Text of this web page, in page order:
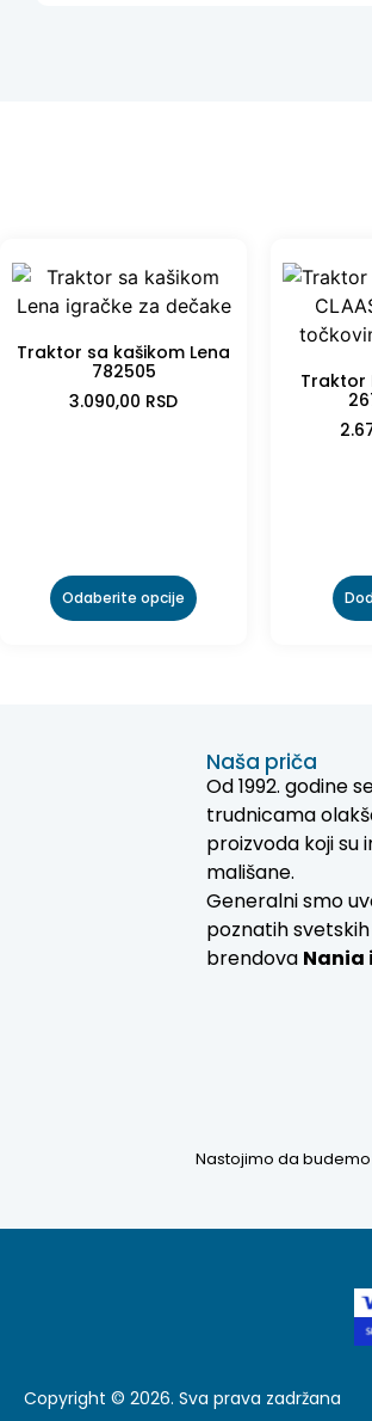
Traktor sa kašikom Lena
782505
3.090,00 RSD
Odaberite opcije
Traktor
Naša priča
Od 1992. godine
trudnicama
proizvoda koji su
mališane.
Generalni smo
poznatih svetskih
brendova Nania i
Nastojimo da
Copyright © 2026. Sva prava zadržana